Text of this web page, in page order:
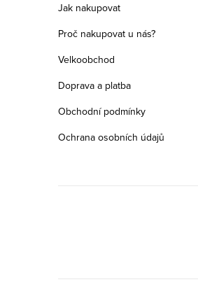
Jak nakupovat
Proč nakupovat u nás?
Velkoobchod
Doprava a platba
Obchodní podmínky
Ochrana osobních údajů